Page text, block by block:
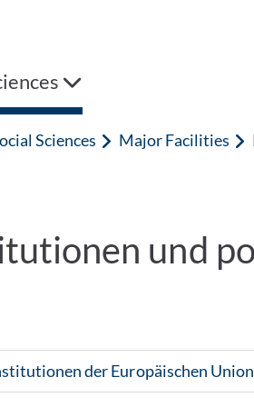
Sciences Major Facilities
und
der Europäischen Union